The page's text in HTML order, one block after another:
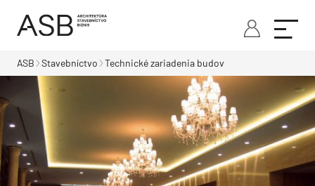
ASB Stavebníctvo Technické zariadenia budov